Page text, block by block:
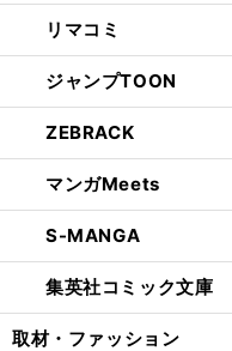
リマコミ
ジャンプTOON
ZEBRACK
マンガMeets
S-MANGA
集英社コミック文庫
取材・ファッション